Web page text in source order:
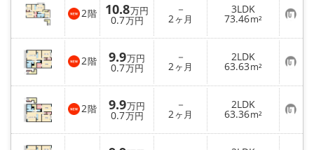
2階 10.8万円
0.7万円
－
2ヶ月
3LDK
73.46m² お
気
に
入
り
登
録
2階 9.9万円
0.7万円
－
2ヶ月
2LDK
63.63m² お
気
に
入
り
登
録
2階 9.9万円
0.7万円
－
2ヶ月
2LDK
63.36m² お
気
に
入